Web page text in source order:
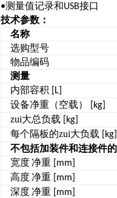
•测量值记录和USB接口
技术参数：
名称
选购型号
物品编码
测量
内部容积 [L]
设备净重（空载） [kg]
zui大总负载[kg]
每个隔板的zui大负载[kg]
不包括加装件和连接件
宽度净重[mm]
高度净重[mm]
深度净重[mm]